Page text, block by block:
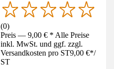
(0)
Preis — 9,00 € * Alle Preise
inkl. MwSt. und ggf. zzgl.
Versandkosten pro ST9,00 €*/
ST